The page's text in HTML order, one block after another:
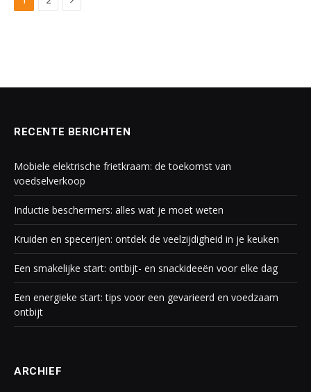
RECENTE BERICHTEN
Mobiele elektrische frietkraam: de toekomst van
voedselverkoop
Inductie beschermers: alles wat je moet weten
Kruiden en specerijen: ontdek de veelzijdigheid in je keuken
Een smakelijke start: ontbijt- en snackideeën voor elke dag
Een energieke start: tips voor een gevarieerd en voedzaam
ontbijt
ARCHIEF